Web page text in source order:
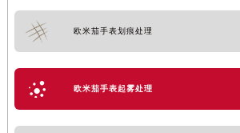
欧米茄手表划痕处理
欧米茄手表起雾处理